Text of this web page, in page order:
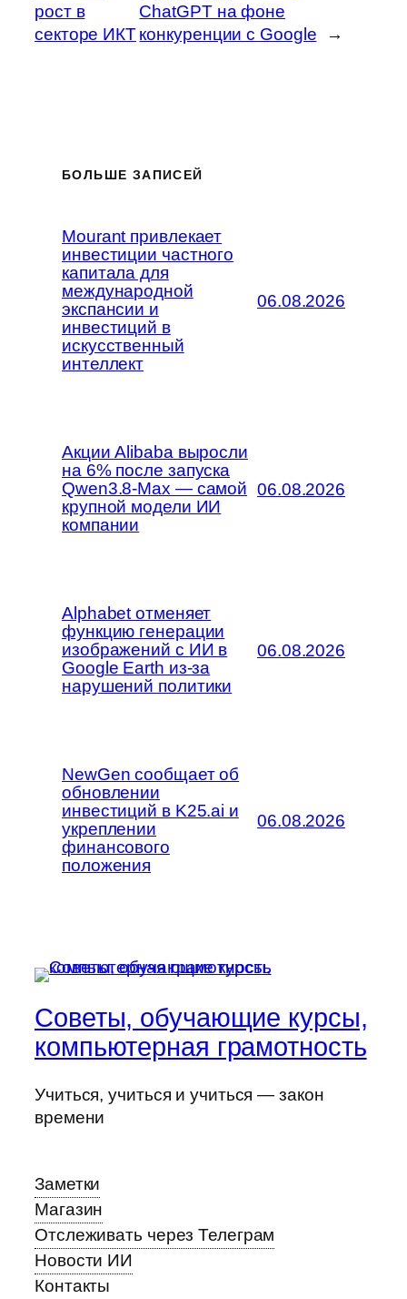
рост в
секторе ИКТ
ChatGPT на фоне
конкуренции с Google
→
БОЛЬШЕ ЗАПИСЕЙ
Mourant привлекает
инвестиции частного
капитала для
международной
экспансии и
инвестиций в
искусственный
интеллект
06.08.2026
Акции Alibaba выросли
на 6% после запуска
Qwen3.8-Max — самой
крупной модели ИИ
компании
06.08.2026
Alphabet отменяет
функцию генерации
изображений с ИИ в
Google Earth из-за
нарушений политики
06.08.2026
NewGen сообщает об
обновлении
инвестиций в K25.ai и
укреплении
финансового
положения
06.08.2026
Советы, обучающие курсы,
компьютерная грамотность
Учиться, учиться и учиться — закон
времени
Заметки
Магазин
Отслеживать через Телеграм
Новости ИИ
Контакты